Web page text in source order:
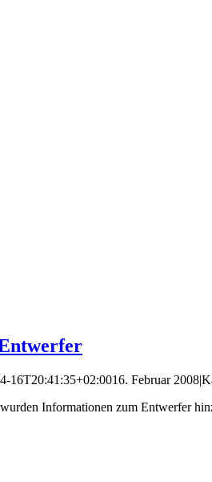
16T20:41:35+02:0016. Februar 2008|
Informationen zum Entwerfer